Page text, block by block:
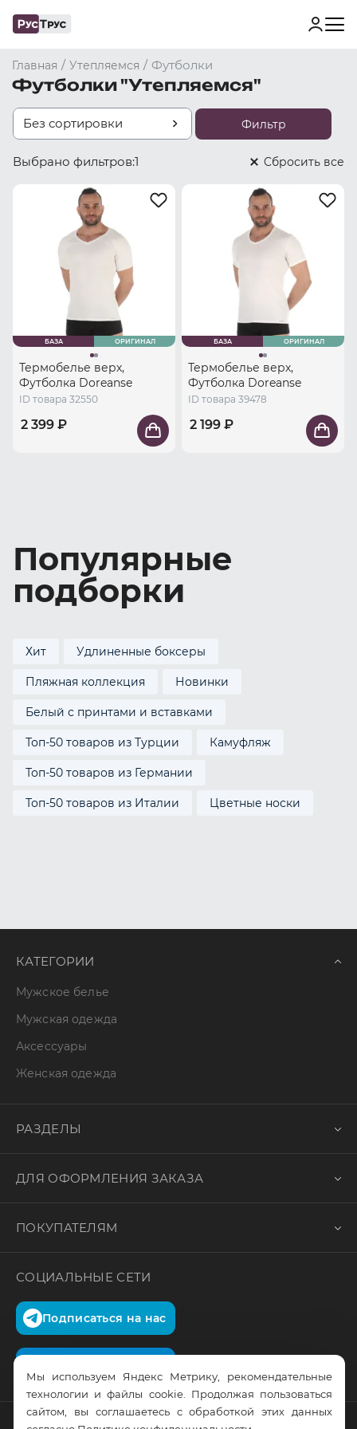
Главная / Утепляемся / Футболки
Футболки "Утепляемся"
Без сортировки Фильтр
Выбрано фильтров:1 Cбросить все
БАЗА ОРИГИНАЛ
Термобелье верх,
Футболка Doreanse
ID товара 32550
2 399 ₽
БАЗА ОРИГИНАЛ
Термобелье верх,
Футболка Doreanse
ID товара 39478
2 199 ₽
Популярные
подборки
Хит Удлиненные боксеры
Пляжная коллекция Новинки
Белый с принтами и вставками
Топ-50 товаров из Турции Камуфляж
Топ-50 товаров из Германии
Топ-50 товаров из Италии Цветные носки
КАТЕГОРИИ
Мужское белье
Мужская одежда
Аксессуары
Женская одежда
РАЗДЕЛЫ
ДЛЯ ОФОРМЛЕНИЯ ЗАКАЗА
ПОКУПАТЕЛЯМ
СОЦИАЛЬНЫЕ СЕТИ
Подписаться на нас
Мы используем Яндекс Метрику, рекомендательные
технологии и файлы cookie. Продолжая пользоваться
сайтом, вы соглашаетесь с обработкой этих данных